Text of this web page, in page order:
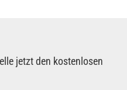
jetzt den kostenlosen